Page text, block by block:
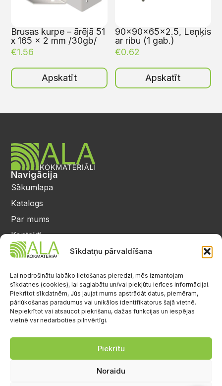
Sīkdatņu pārvaldīšana
Lai nodrošinātu labāko lietošanas pieredzi, mēs izmantojam
sīkdatnes (cookies), lai saglabātu un/vai piekļūtu ierīces informācijai.
Piekrītot sīkdatnēm, Jūs ļaujat mums apstrādāt datus, piemēram,
pārlūkošanas paradumus vai unikālos identifikatorus šajā vietnē.
Nepiekrītot vai atsaucot piekrišanu, dažas funkcijas un iespējas
vietnē var nedarboties pilnvērtīgi.
Piekrītu
Noraidu
Brusas kurpe – ārējā 51
x 165 x 2 mm /30gb/
€1.56
Apskatīt
90x90x65x2.5, Leņķis
ar ribu (1 gab.)
€0.62
Apskatīt
Navigācija
Sākumlapa
Katalogs
Par mums
Kontakti
Privātuma politika
25 64 17 98
info@alalignea.lv
Daugavas iela 28, Mārupe
Facebook
S.-Sv.: brīvs